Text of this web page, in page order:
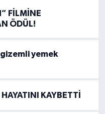
FİLMİNE
ÖDÜL!
yemek
KAYBETTİ